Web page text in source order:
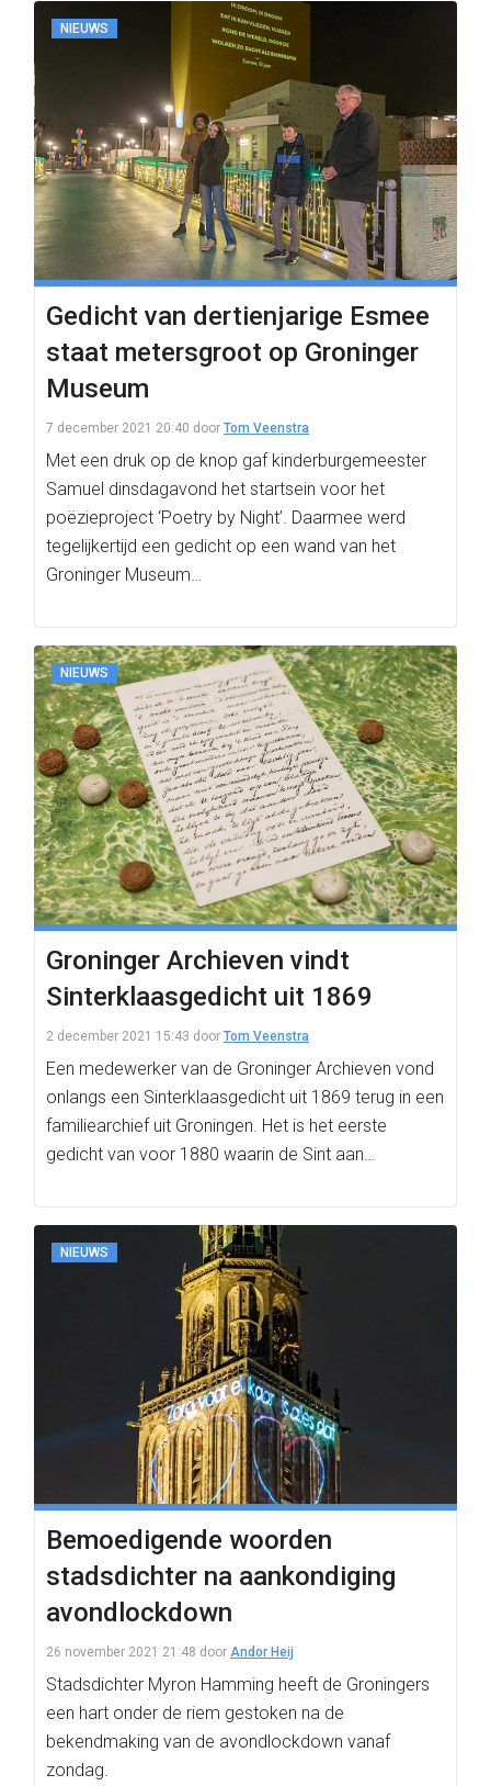
NIEUWS
Gedicht van dertienjarige Esmee
staat metersgroot op Groninger
Museum
7 december 2021 20:40 door Tom Veenstra
Met een druk op de knop gaf kinderburgemeester
Samuel dinsdagavond het startsein voor het
poëzieproject ‘Poetry by Night’. Daarmee werd
tegelijkertijd een gedicht op een wand van het
Groninger Museum…
NIEUWS
Groninger Archieven vindt
Sinterklaasgedicht uit 1869
2 december 2021 15:43 door Tom Veenstra
Een medewerker van de Groninger Archieven vond
onlangs een Sinterklaasgedicht uit 1869 terug in een
familiearchief uit Groningen. Het is het eerste
gedicht van voor 1880 waarin de Sint aan…
NIEUWS
Bemoedigende woorden
stadsdichter na aankondiging
avondlockdown
26 november 2021 21:48 door Andor Heij
Stadsdichter Myron Hamming heeft de Groningers
een hart onder de riem gestoken na de
bekendmaking van de avondlockdown vanaf
zondag.